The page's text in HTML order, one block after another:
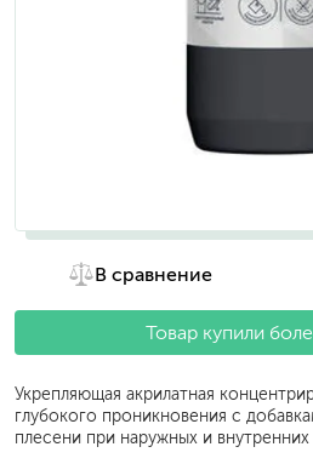
В сравнение
Товар купили
Укрепляющая акрилатная
глубокого проникновения с
плесени при наружных и